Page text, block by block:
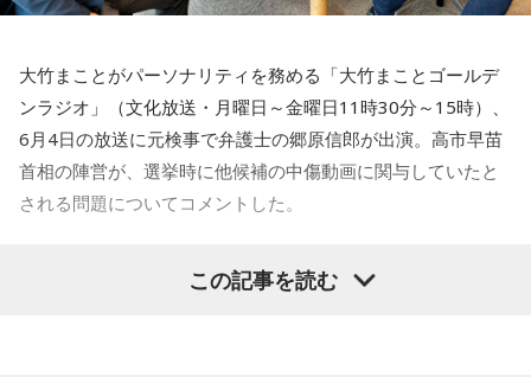
大竹まことがパーソナリティを務める「大竹まことゴールデ
ンラジオ」（文化放送・月曜日～金曜日11時30分～15時）、
6月4日の放送に元検事で弁護士の郷原信郎が出演。高市早苗
首相の陣営が、選挙時に他候補の中傷動画に関与していたと
される問題についてコメントした。
「きょう（6月4日）辺りの国会がすごかった、と
いう噂を聞いています」
この記事を読む